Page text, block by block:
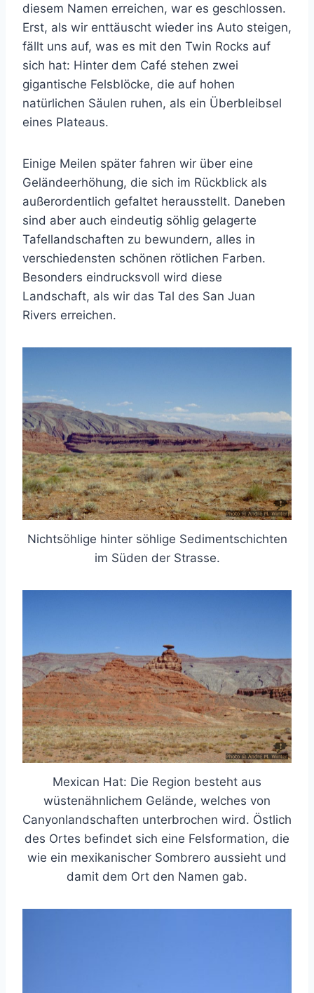
diesem Namen erreichen, war es geschlossen.
Erst, als wir enttäuscht wieder ins Auto steigen,
fällt uns auf, was es mit den Twin Rocks auf
sich hat: Hinter dem Café stehen zwei
gigantische Felsblöcke, die auf hohen
natürlichen Säulen ruhen, als ein Überbleibsel
eines Plateaus.
Einige Meilen später fahren wir über eine
Geländeerhöhung, die sich im Rückblick als
außerordentlich gefaltet herausstellt. Daneben
sind aber auch eindeutig söhlig gelagerte
Tafellandschaften zu bewundern, alles in
verschiedensten schönen rötlichen Farben.
Besonders eindrucksvoll wird diese
Landschaft, als wir das Tal des San Juan
Rivers erreichen.
Nichtsöhlige hinter söhlige Sedimentschichten
im Süden der Strasse.
Mexican Hat: Die Region besteht aus
wüstenähnlichem Gelände, welches von
Canyonlandschaften unterbrochen wird. Östlich
des Ortes befindet sich eine Felsformation, die
wie ein mexikanischer Sombrero aussieht und
damit dem Ort den Namen gab.